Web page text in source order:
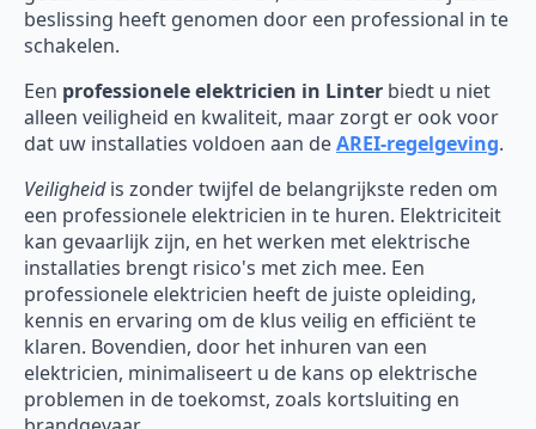
beslissing heeft genomen door een professional in te
schakelen.
Een professionele elektricien in Linter biedt u niet
alleen veiligheid en kwaliteit, maar zorgt er ook voor
dat uw installaties voldoen aan deAREI-regelgeving.
Veiligheidis zonder twijfel de belangrijkste reden om
een professionele elektricien in te huren. Elektriciteit
kan gevaarlijk zijn, en het werken met elektrische
installaties brengt risico's met zich mee. Een
professionele elektricien heeft de juiste opleiding,
kennis en ervaring om de klus veilig en efficiënt te
klaren. Bovendien, door het inhuren van een
elektricien, minimaliseert u de kans op elektrische
problemen in de toekomst, zoals kortsluiting en